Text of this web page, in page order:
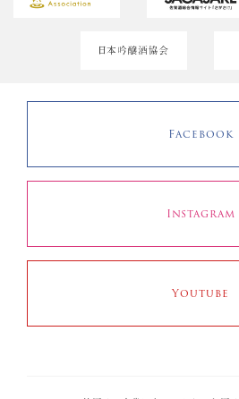
Facebook
Instagram
Youtube